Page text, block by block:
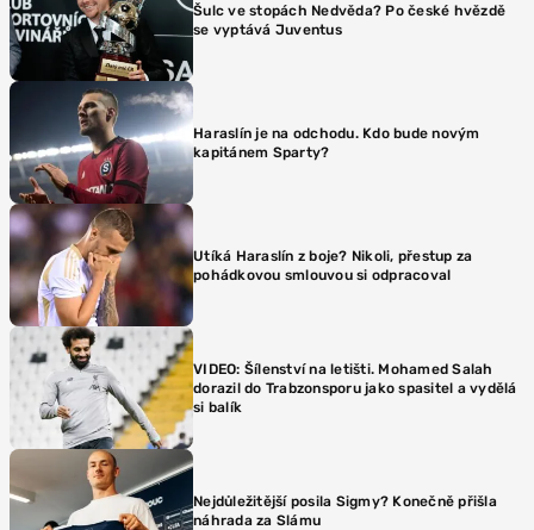
Šulc ve stopách Nedvěda? Po české hvězdě
se vyptává Juventus
Haraslín je na odchodu. Kdo bude novým
kapitánem Sparty?
Utíká Haraslín z boje? Nikoli, přestup za
pohádkovou smlouvou si odpracoval
VIDEO: Šílenství na letišti. Mohamed Salah
dorazil do Trabzonsporu jako spasitel a vydělá
si balík
Nejdůležitější posila Sigmy? Konečně přišla
náhrada za Slámu